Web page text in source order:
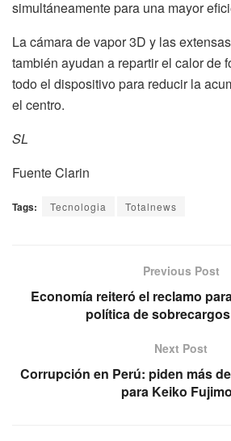
simultáneamente para una mayor
La cámara de vapor 3D y las
también ayudan a repartir el calor de
todo el dispositivo para reducir la
el centro.
SL
Fuente Clarin
Tags: Tecnologia Totalnews
Previous Post
Economía reiteró el reclamo
política de
Next Post
Corrupción en Perú: piden más
para Keiko